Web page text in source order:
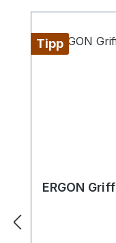
Tipp
ERGON